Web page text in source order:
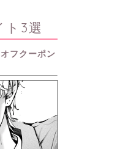
ト3選
フクーポン